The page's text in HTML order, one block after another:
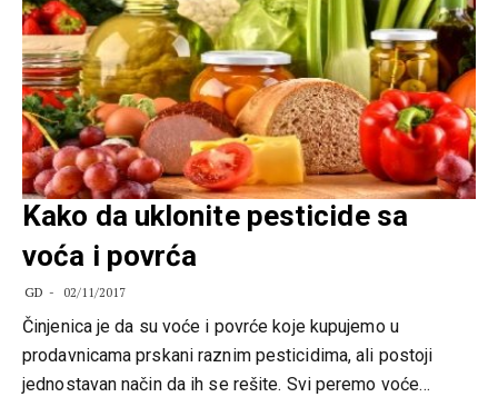
Kako da uklonite pesticide sa
voća i povrća
GD 02/11/2017
Činjenica je da su voće i povrće koje kupujemo u
prodavnicama prskani raznim pesticidima, ali postoji
jednostavan način da ih se rešite. Svi peremo voće…